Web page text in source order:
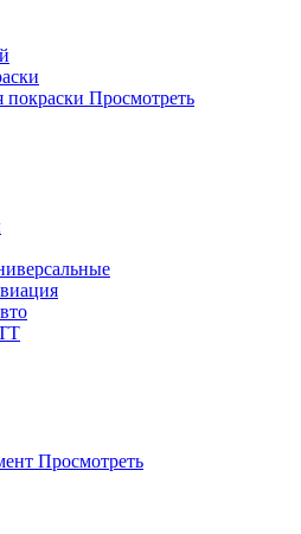
покраски Просмотреть
Просмотреть